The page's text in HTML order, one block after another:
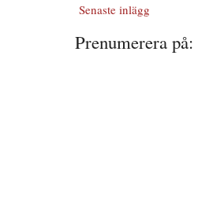
Senaste inlägg
Prenumerera på: